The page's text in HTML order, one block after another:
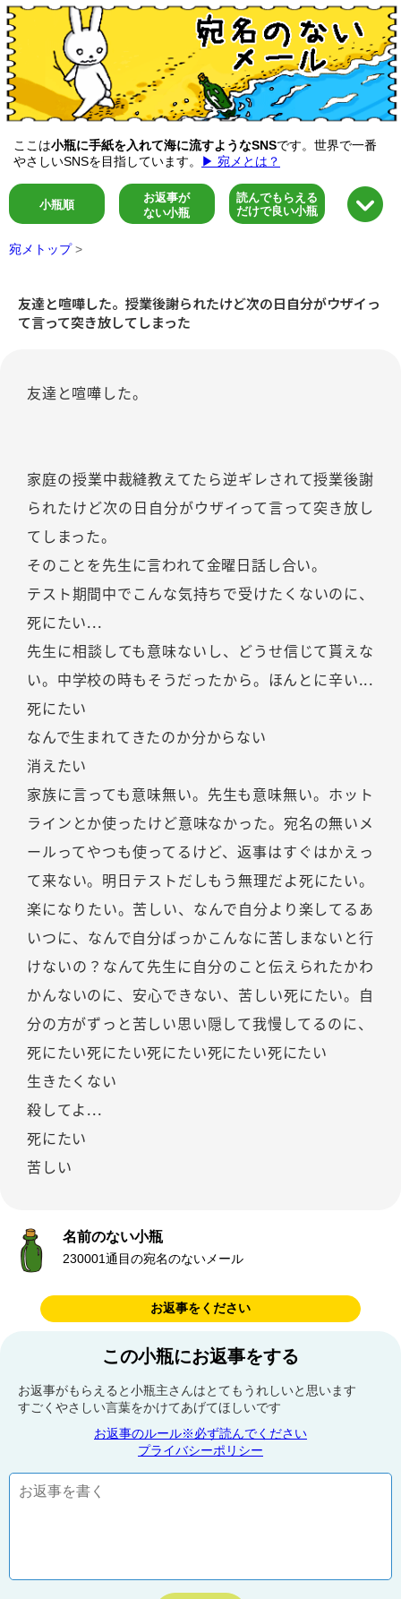
ここは小瓶に手紙を入れて海に流すようなSNSです。世界で一番
やさしいSNSを目指しています。
▶ 宛メとは？
小瓶順
お返事が
ない小瓶
読んでもらえる
だけで良い小瓶
宛メトップ >
友達と喧嘩した。授業後謝られたけど次の日自分がウザイっ
て言って突き放してしまった
友達と喧嘩した。
家庭の授業中裁縫教えてたら逆ギレされて授業後謝
られたけど次の日自分がウザイって言って突き放し
てしまった。
そのことを先生に言われて金曜日話し合い。
テスト期間中でこんな気持ちで受けたくないのに、
死にたい...
先生に相談しても意味ないし、どうせ信じて貰えな
い。中学校の時もそうだったから。ほんとに辛い...
死にたい
なんで生まれてきたのか分からない
消えたい
家族に言っても意味無い。先生も意味無い。ホット
ラインとか使ったけど意味なかった。宛名の無いメ
ールってやつも使ってるけど、返事はすぐはかえっ
て来ない。明日テストだしもう無理だよ死にたい。
楽になりたい。苦しい、なんで自分より楽してるあ
いつに、なんで自分ばっかこんなに苦しまないと行
けないの？なんて先生に自分のこと伝えられたかわ
かんないのに、安心できない、苦しい死にたい。自
分の方がずっと苦しい思い隠して我慢してるのに、
死にたい死にたい死にたい死にたい死にたい
生きたくない
殺してよ...
死にたい
苦しい
名前のない小瓶
230001通目の宛名のないメール
お返事をください
この小瓶にお返事をする
お返事がもらえると小瓶主さんはとてもうれしいと思います
すごくやさしい言葉をかけてあげてほしいです
お返事のルール※必ず読んでください
プライバシーポリシー